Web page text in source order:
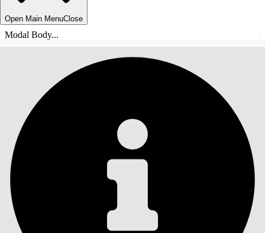
Open Main MenuClose
Modal Body...
ÍNDICE